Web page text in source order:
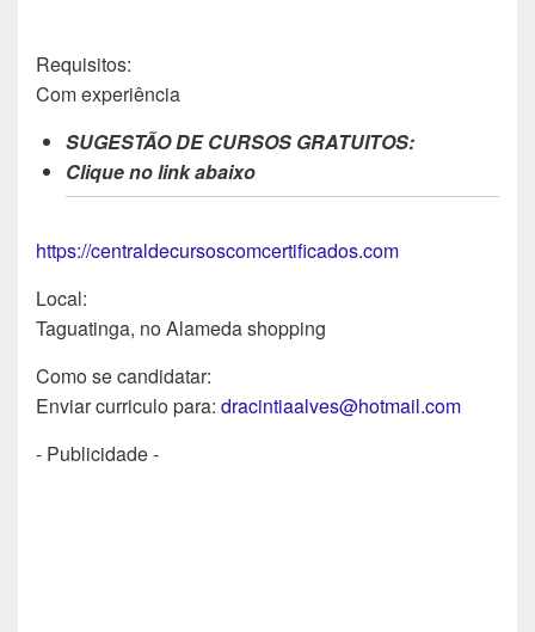
Requisitos:
Com experiência
SUGESTÃO DE CURSOS GRATUITOS:
Clique no link abaixo
https://centraldecursoscomcertificados.com
Local:
Taguatinga, no Alameda shopping
Como se candidatar:
Enviar curriculo para: dracintiaalves@hotmail.com
- Publicidade -